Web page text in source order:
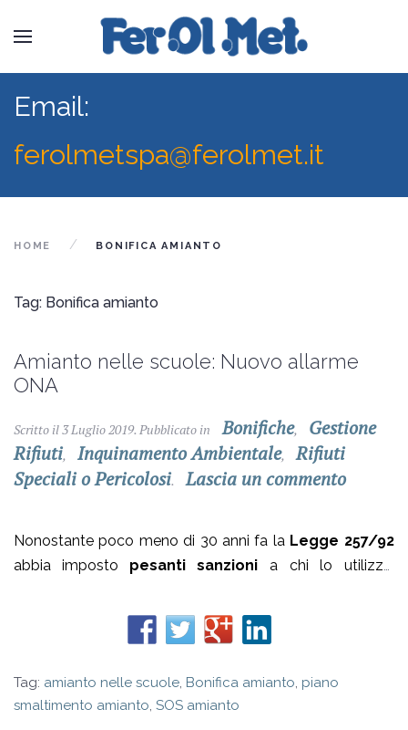
Email:
ferolmetspa@ferolmet.it
HOME BONIFICA AMIANTO
Tag: Bonifica amianto
Amianto nelle scuole: Nuovo allarme
ONA
Scritto il3 Luglio 2019. Pubblicato in Bonifiche,
Gestione
Rifiuti, Inquinamento Ambientale,
Rifiuti
Speciali o Pericolosi. Lascia un commento
Nonostante poco meno di 30 anni fa la Legge 257/92
abbia imposto pesanti sanzioni a chi lo utilizza,
preoccupante in Italia.
Tag: amianto nelle scuole, Bonifica amianto, piano
smaltimento amianto, SOS amianto